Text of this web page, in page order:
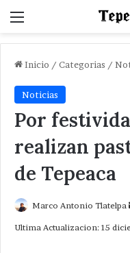
Menu
Inicio / Categorias /
Noticias
Por
realizan
de Tepeaca
Marco Antonio Tlatelpa
Ultima Actualizacion: 15